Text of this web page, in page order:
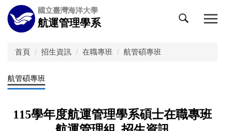
跳
到
主
區
國立臺灣海洋大學
航運管理學系
首頁 招生資訊 在職專班 航管碩專班
航管碩專班
115學年度航運管理學系碩士在職專班